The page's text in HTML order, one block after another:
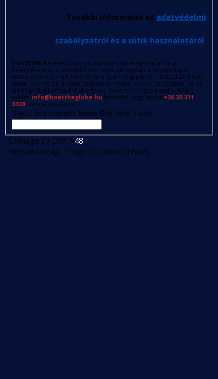
További információ az adatvédelmi
szabályzatról és a sütik használatáról.
FIGYELEM: Kérésed fontos számunkra. Amennyiben az űrlap
beküldése után a weboldal nem kerül átirányításra és nem kapsz
visszaigazoló e-mailt (ellenőrizd a spam mappát is), frissítsd az oldalt,
töltsd ki ismét az űrlapot és küldd el megint! Abban az esetben, ha az
újbóli próbálkozásod is sikertelen, vedd fel a kapcsolatot velünk e-
mailen info@boattheglobe.hu keresztül, vagy hívd a +36 30 311
3328-as telefonszámot.
If you are human, leave this field blank.
Colnago 27 (2017)48
Horvátország, Trogir (Gumitestű hajó)